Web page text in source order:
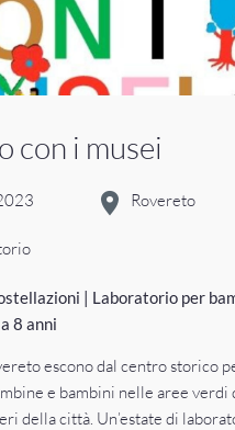
con i musei
Rovereto
| Laboratorio per
8 anni
escono dal centro storico
e bambini nelle aree verdi
della città. Un’estate di